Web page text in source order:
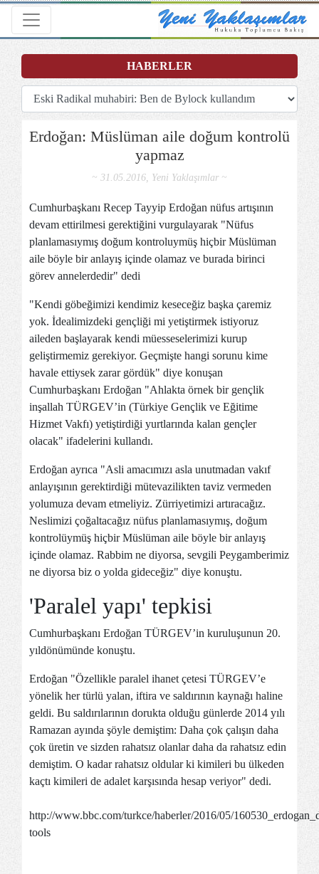
Toggle navigation
Erdoğan: Müslüman aile doğum kontrolü
yapmaz
~ 31.05.2016, Yeni Yaklaşımlar ~
Cumhurbaşkanı Recep Tayyip Erdoğan nüfus artışının
devam ettirilmesi gerektiğini vurgulayarak "Nüfus
planlamasıymış doğum kontroluymüş hiçbir Müslüman
aile böyle bir anlayış içinde olamaz ve burada birinci
görev annelerdedir" dedi
"Kendi göbeğimizi kendimiz keseceğiz başka çaremiz
yok. İdealimizdeki gençliği mi yetiştirmek istiyoruz
aileden başlayarak kendi müesseselerimizi kurup
geliştirmemiz gerekiyor. Geçmişte hangi sorunu kime
havale ettiysek zarar gördük" diye konuşan
Cumhurbaşkanı Erdoğan "Ahlakta örnek bir gençlik
inşallah TÜRGEV’in (Türkiye Gençlik ve Eğitime
Hizmet Vakfı) yetiştirdiği yurtlarında kalan gençler
olacak" ifadelerini kullandı.
Erdoğan ayrıca "Asli amacımızı asla unutmadan vakıf
anlayışının gerektirdiği mütevazilikten taviz vermeden
yolumuza devam etmeliyiz. Zürriyetimizi artıracağız.
Neslimizi çoğaltacağız nüfus planlamasıymış, doğum
kontrolüymüş hiçbir Müslüman aile böyle bir anlayış
içinde olamaz. Rabbim ne diyorsa, sevgili Peygamberimiz
ne diyorsa biz o yolda gideceğiz" diye konuştu.
'Paralel yapı' tepkisi
Cumhurbaşkanı Erdoğan TÜRGEV’in kuruluşunun 20.
yıldönümünde konuştu.
Erdoğan "Özellikle paralel ihanet çetesi TÜRGEV’e
yönelik her türlü yalan, iftira ve saldırının kaynağı haline
geldi. Bu saldırılarının dorukta olduğu günlerde 2014 yılı
Ramazan ayında şöyle demiştim: Daha çok çalışın daha
çok üretin ve sizden rahatsız olanlar daha da rahatsız edin
demiştim. O kadar rahatsız oldular ki kimileri bu ülkeden
kaçtı kimileri de adalet karşısında hesap veriyor" dedi.
http://www.bbc.com/turkce/haberler/2016/05/
tools
HABERLER